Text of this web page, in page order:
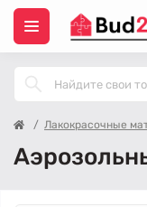
Лакокрасочные